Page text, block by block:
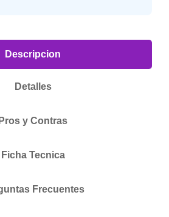
Descripcion
Detalles
Pros y Contras
Ficha Tecnica
Frecuentes